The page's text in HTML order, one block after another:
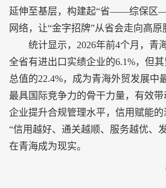
延伸至基层，构建起“省——综保区
网络，让“金字招牌”从省会走向高原
统计显示，2026年前4个月，青
全省有进出口实绩企业的6.1%，但
总值的22.4%，成为青海外贸发展中
最具国际竞争力的骨干力量，有效
企业提升合规管理水平，信用赋能的
“信用越好、通关越顺、服务越优、
在青海成为现实。